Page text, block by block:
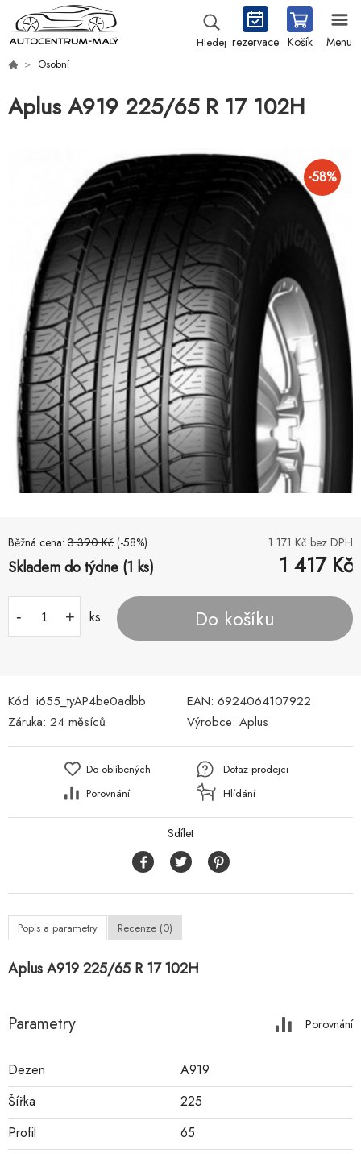
Hledej rezervace Košík Menu
Osobní
Aplus A919 225/65 R 17 102H
-58%
Běžná cena: 3 390 Kč (-58%) 1 171 Kč bez DPH
Skladem do týdne (1 ks) 1 417Kč
- + ks Do košíku
Kód: i655_tyAP4be0adbb EAN: 6924064107922
Záruka: 24 měsíců Výrobce: Aplus
Do oblíbených
Porovnání
Dotaz prodejci
Hlídání
Sdílet
Popis a parametry Recenze (0)
Aplus A919 225/65 R 17 102H
Parametry Porovnání
Dezen
A919
Šířka
225
Profil
65